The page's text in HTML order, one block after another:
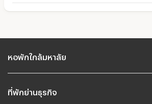
หอพักใกล้มหาลัย
ที่พักย่านธุรกิจ